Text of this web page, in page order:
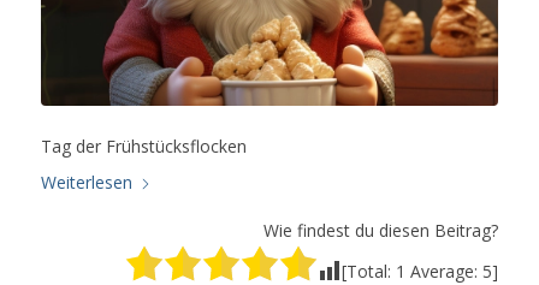
Tag der Frühstücksflocken
Weiterlesen
Wie findest du diesen Beitrag?
[Total: 1 Average: 5]